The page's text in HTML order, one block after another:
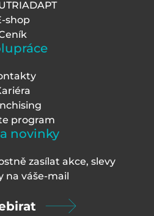
shop
program
novinky
zasílat akce, slevy
na váše-mail